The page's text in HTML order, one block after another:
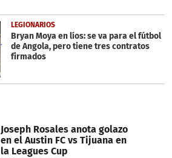
LEGIONARIOS
Bryan Moya en líos: se va para el fútbol
de Angola, pero tiene tres contratos
firmados
Joseph Rosales anota golazo
en el Austin FC vs Tijuana en
la Leagues Cup